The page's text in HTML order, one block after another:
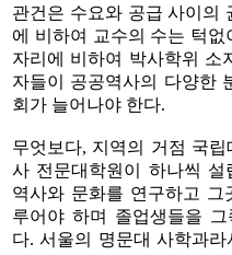
관건은 수요와 공급 사이의
에 비하여 교수의 수는 턱
자리에 비하여 박사학위 소
자들이 공공역사의 다양한
회가 늘어나야 한다.
무엇보다, 지역의 거점 국
사 전문대학원이 하나씩 설
역사와 문화를 연구하고
루어야 하며 졸업생들을 그
다. 서울의 명문대 사학과